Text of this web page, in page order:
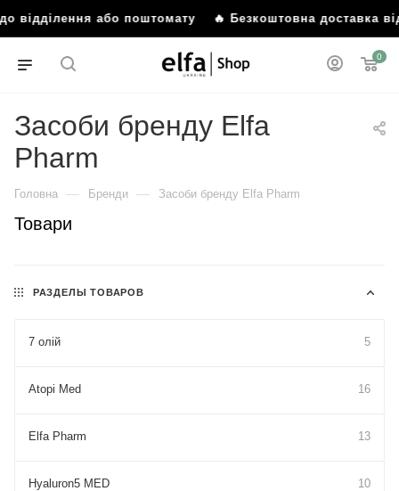
або поштомату🔥 Безкоштовна доставка від
0
Засоби бренду Elfa
Pharm
Головна — Бренди — Засоби бренду Elfa Pharm
Товари
РАЗДЕЛЫ ТОВАРОВ
7 олій 5
Atopi Med 16
Elfa Pharm 13
Hyaluron5 MED 10